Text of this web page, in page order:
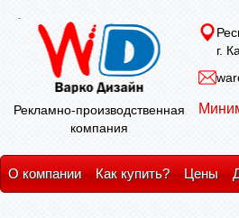
Рекламно-производственная
компания
г.
О компании Как купить? Цены